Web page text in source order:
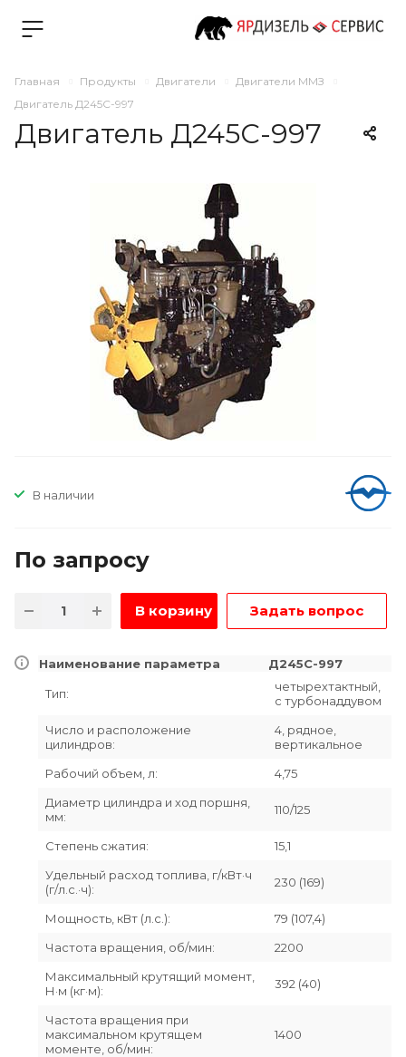
Главная Продукты Двигатели
Двигатели ММЗ
Двигатель Д245С-997
Двигатель Д245С-997
В наличии
По запросу
В корзину Задать вопрос
Наименование параметра Д245С-997
Тип:
четырехтактный,
с турбонаддувом
Число и расположение
цилиндров:
4, рядное,
вертикальное
Рабочий объем, л:
4,75
Диаметр цилиндра и ход поршня,
мм:
110/125
Степень сжатия:
15,1
Удельный расход топлива, г/кВт·ч
(г/л.с.·ч):
230 (169)
Мощность, кВт (л.с.):
79 (107,4)
Частота вращения, об/мин:
2200
Максимальный крутящий момент,
Н·м (кг·м):
392 (40)
Частота вращения при
максимальном крутящем
моменте, об/мин:
1400